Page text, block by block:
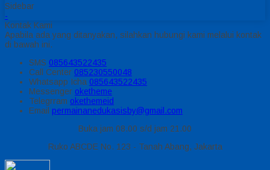
Sidebar
-
Kontak Kami
Apabila ada yang ditanyakan, silahkan hubungi kami melalui kontak
di bawah ini.
SMS 085643522435
Call Center 085230550048
Whatsapp Icha 085643522435
Messenger oketheme
Telegrram okethemeid
Email permainanedukasisby@gmail.com
Buka jam 08.00 s/d jam 21.00
Ruko ABCDE No. 123 - Tanah Abang, Jakarta